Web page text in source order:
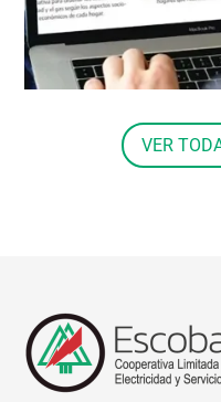
VER